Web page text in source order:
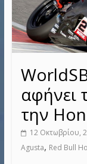
αφήνει
την
12 Οκτωβρίου,
Agusta, Red Bull